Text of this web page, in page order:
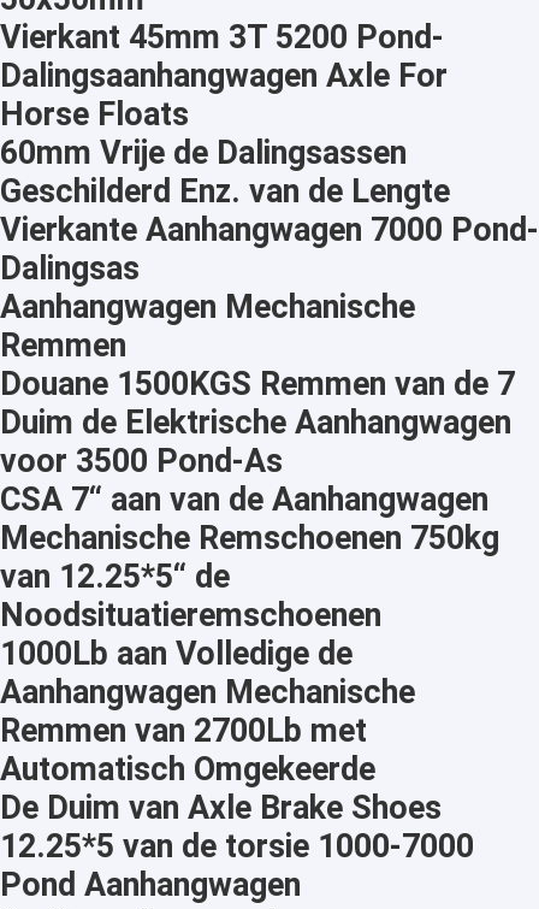
De Assen van de aanhangwagentorsie
Aanhangwagenremschoenen
Vierkant 45mm 3T 5200 Pond-
Dalingsaanhangwagen Axle For
Horse Floats
60mm Vrije de Dalingsassen
Geschilderd Enz. van de Lengte
Vierkante Aanhangwagen 7000 Pond-
Dalingsas
Aanhangwagen Mechanische
Remmen
Douane 1500KGS Remmen van de 7
Duim de Elektrische Aanhangwagen
voor 3500 Pond-As
CSA 7“ aan van de Aanhangwagen
Mechanische Remschoenen 750kg
van 12.25*5“ de
Noodsituatieremschoenen
1000Lb aan Volledige de
Aanhangwagen Mechanische
Remmen van 2700Lb met
Automatisch Omgekeerde
De Duim van Axle Brake Shoes
12.25*5 van de torsie 1000-7000
Pond Aanhangwagen